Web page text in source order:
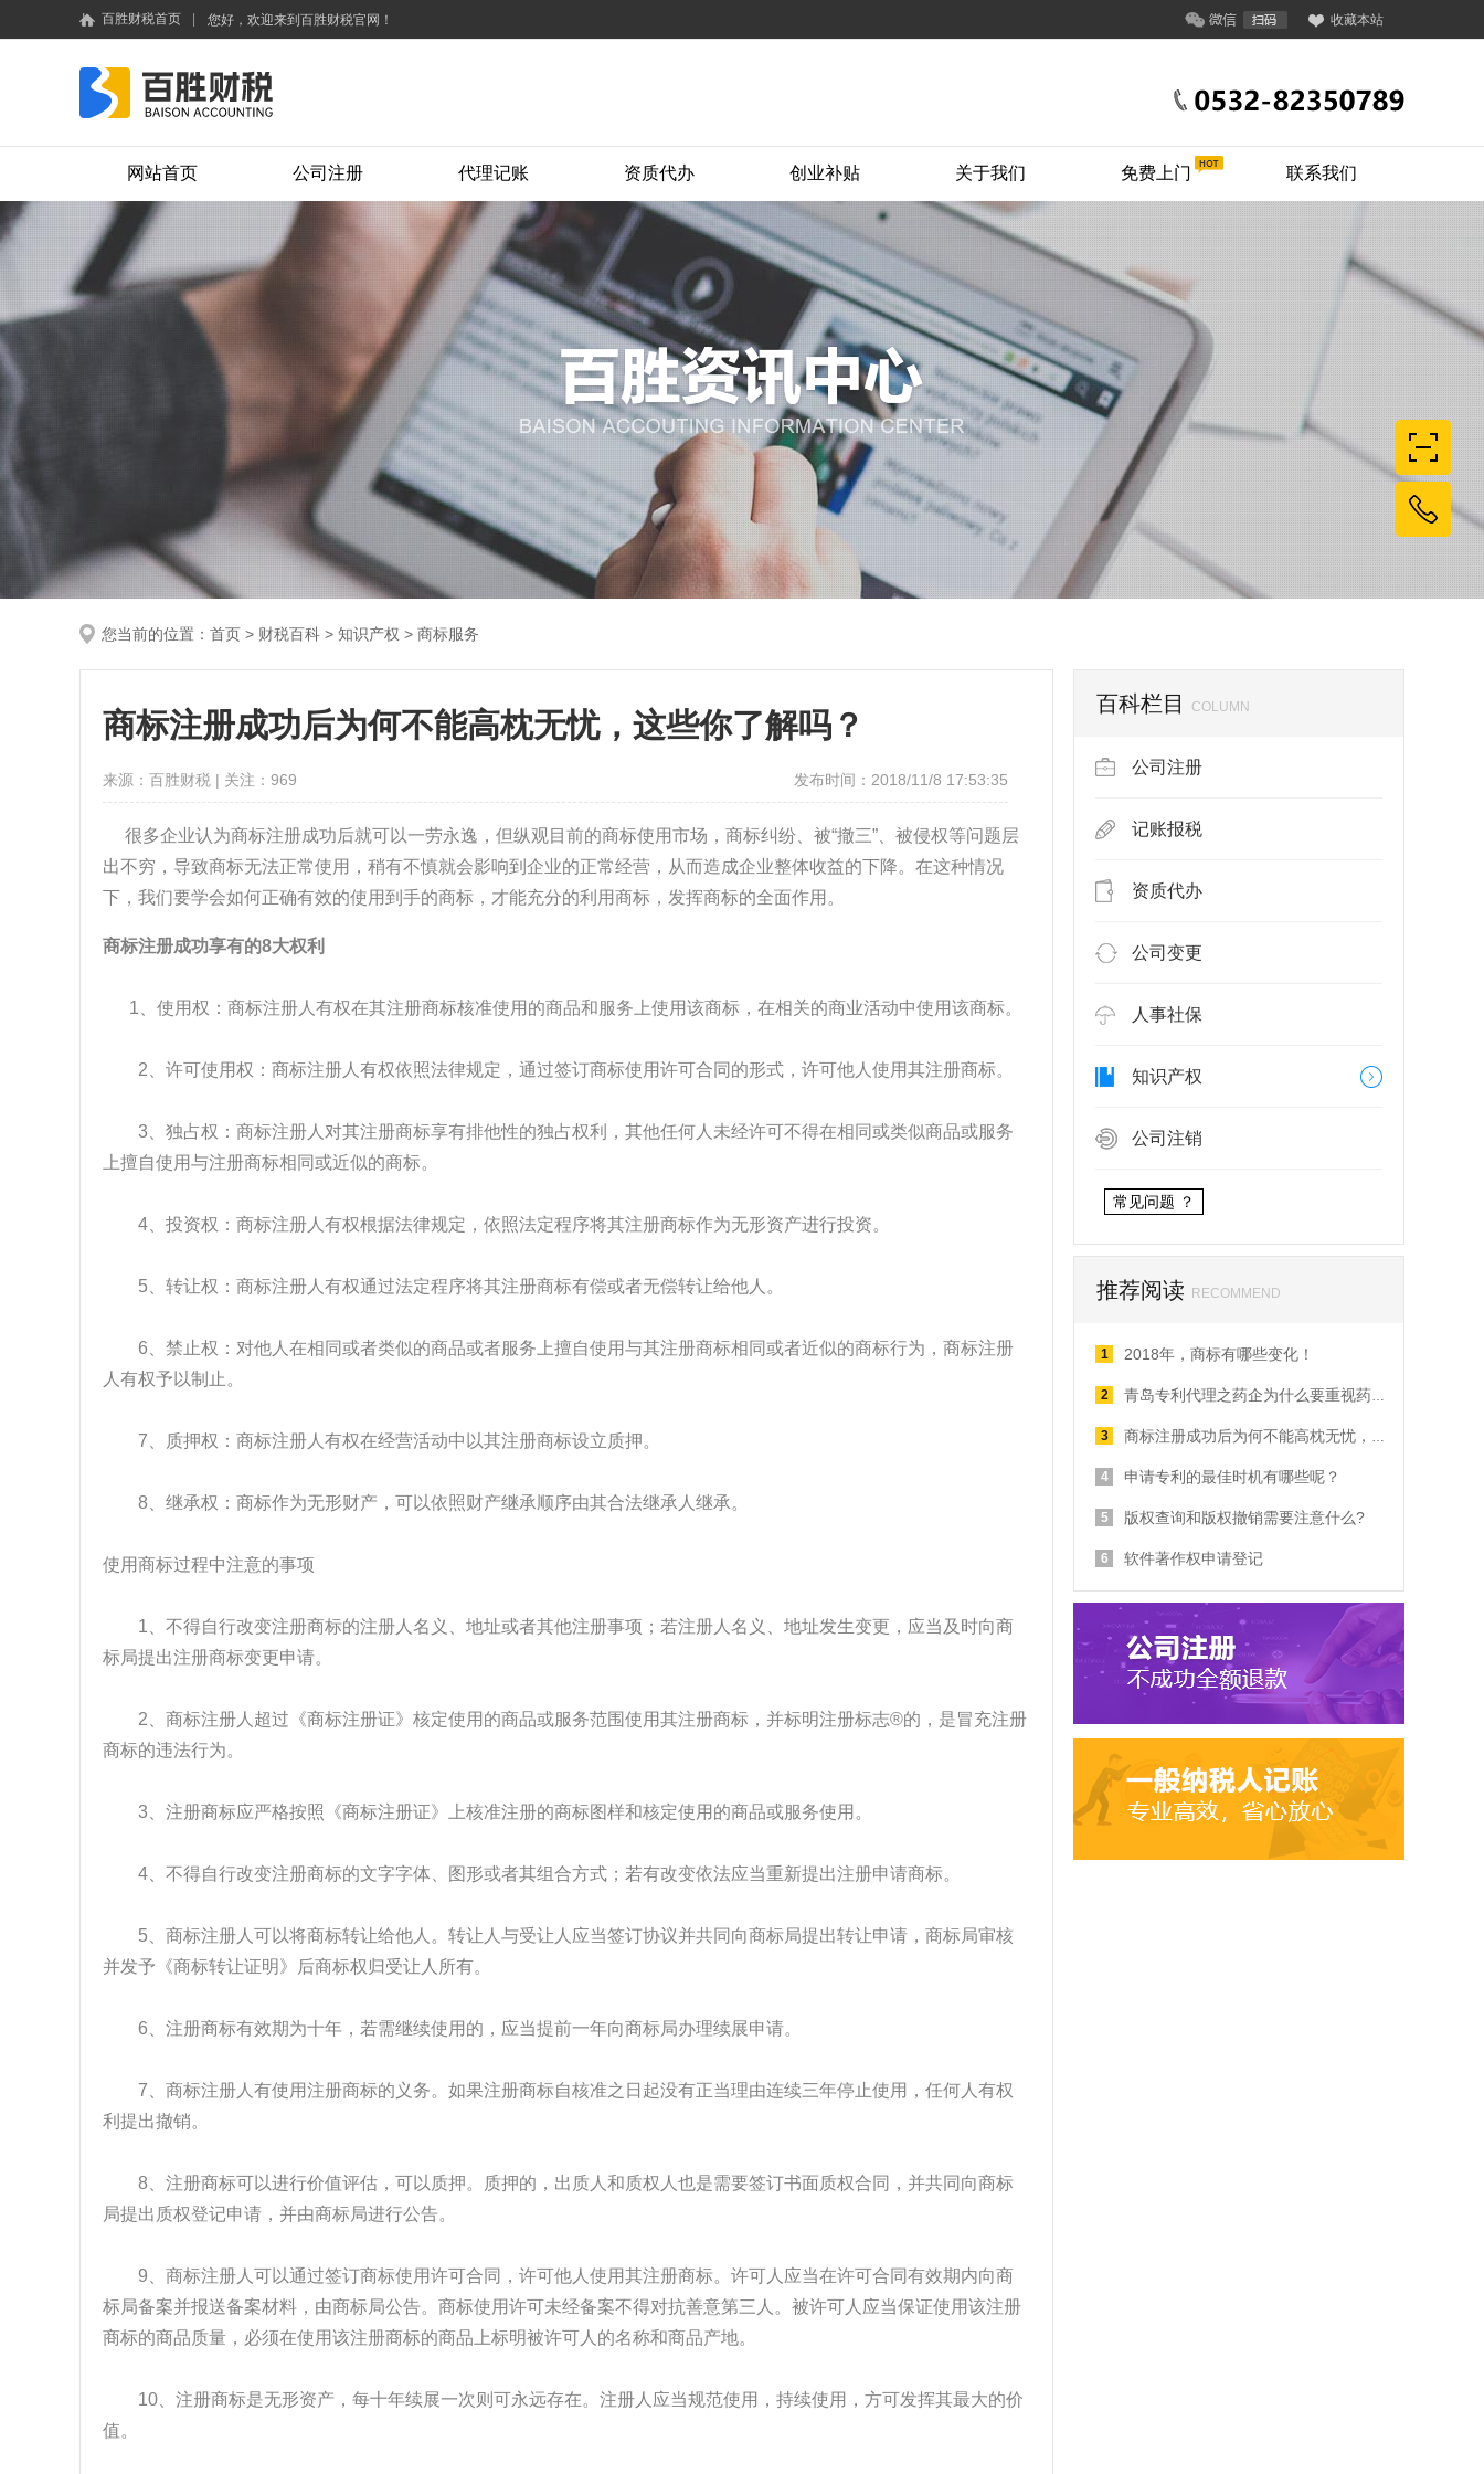
百胜财税首页 您好，欢迎来到百胜财税官网！ 收藏本站
网站首页 公司注册 代理记账 资质代办 创业补贴 关于我们 免费上门 联系我们
您当前的位置： 首页 > 财税百科 > 知识产权 > 商标服务
百科栏目 COLUMN
公司注册
记账报税
资质代办
公司变更
人事社保
知识产权
公司注销
常见问题 ？
推荐阅读 RECOMMEND
1 2018年，商标有哪些变化！
2 青岛专利代理之药企为什么要重视药品外观设计专利？
3 商标注册成功后为何不能高枕无忧，这些你了解吗？
4 申请专利的最佳时机有哪些呢？
5 版权查询和版权撤销需要注意什么?
6 软件著作权申请登记
商标注册成功后为何不能高枕无忧，这些你了解吗？
来源：百胜财税 | 关注： 969 发布时间：2018/11/8 17:53:35
很多企业认为商标注册成功后就可以一劳永逸，但纵观目前的商标使用市场，商标纠纷、被“撤三”、被侵权等问题层
出不穷，导致商标无法正常使用，稍有不慎就会影响到企业的正常经营，从而造成企业整体收益的下降。在这种情况
下，我们要学会如何正确有效的使用到手的商标，才能充分的利用商标，发挥商标的全面作用。
商标注册成功享有的8大权利
1、使用权：商标注册人有权在其注册商标核准使用的商品和服务上使用该商标，在相关的商业活动中使用该商标。
2、许可使用权：商标注册人有权依照法律规定，通过签订商标使用许可合同的形式，许可他人使用其注册商标。
3、独占权：商标注册人对其注册商标享有排他性的独占权利，其他任何人未经许可不得在相同或类似商品或服务
上擅自使用与注册商标相同或近似的商标。
4、投资权：商标注册人有权根据法律规定，依照法定程序将其注册商标作为无形资产进行投资。
5、转让权：商标注册人有权通过法定程序将其注册商标有偿或者无偿转让给他人。
6、禁止权：对他人在相同或者类似的商品或者服务上擅自使用与其注册商标相同或者近似的商标行为，商标注册
人有权予以制止。
7、质押权：商标注册人有权在经营活动中以其注册商标设立质押。
8、继承权：商标作为无形财产，可以依照财产继承顺序由其合法继承人继承。
使用商标过程中注意的事项
1、不得自行改变注册商标的注册人名义、地址或者其他注册事项；若注册人名义、地址发生变更，应当及时向商
标局提出注册商标变更申请。
2、商标注册人超过《商标注册证》核定使用的商品或服务范围使用其注册商标，并标明注册标志®的，是冒充注册
商标的违法行为。
3、注册商标应严格按照《商标注册证》上核准注册的商标图样和核定使用的商品或服务使用。
4、不得自行改变注册商标的文字字体、图形或者其组合方式；若有改变依法应当重新提出注册申请商标。
5、商标注册人可以将商标转让给他人。转让人与受让人应当签订协议并共同向商标局提出转让申请，商标局审核
并发予《商标转让证明》后商标权归受让人所有。
6、注册商标有效期为十年，若需继续使用的，应当提前一年向商标局办理续展申请。
7、商标注册人有使用注册商标的义务。如果注册商标自核准之日起没有正当理由连续三年停止使用，任何人有权
利提出撤销。
8、注册商标可以进行价值评估，可以质押。质押的，出质人和质权人也是需要签订书面质权合同，并共同向商标
局提出质权登记申请，并由商标局进行公告。
9、商标注册人可以通过签订商标使用许可合同，许可他人使用其注册商标。许可人应当在许可合同有效期内向商
标局备案并报送备案材料，由商标局公告。商标使用许可未经备案不得对抗善意第三人。被许可人应当保证使用该注册
商标的商品质量，必须在使用该注册商标的商品上标明被许可人的名称和商品产地。
10、注册商标是无形资产，每十年续展一次则可永远存在。注册人应当规范使用，持续使用，方可发挥其最大的价
值。